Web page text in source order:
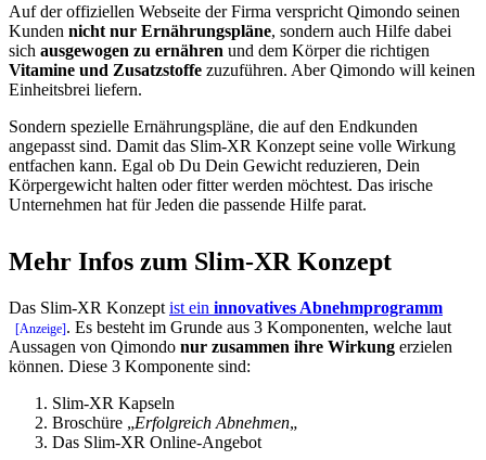
Auf der offiziellen Webseite der Firma verspricht Qimondo seinen
Kunden nicht nur Ernährungspläne, sondern auch Hilfe dabei
sich ausgewogen zu ernähren und dem Körper die richtigen
Vitamine und Zusatzstoffe zuzuführen. Aber Qimondo will keinen
Einheitsbrei liefern.
Sondern spezielle Ernährungspläne, die auf den Endkunden
angepasst sind. Damit das Slim-XR Konzept seine volle Wirkung
entfachen kann. Egal ob Du Dein Gewicht reduzieren, Dein
Körpergewicht halten oder fitter werden möchtest. Das irische
Unternehmen hat für Jeden die passende Hilfe parat.
Mehr Infos zum Slim-XR Konzept
Das Slim-XR Konzept ist ein innovatives Abnehmprogramm
. Es besteht im Grunde aus 3 Komponenten, welche laut
Aussagen von Qimondo nur zusammen ihre Wirkung erzielen
können. Diese 3 Komponente sind:
Slim-XR Kapseln
Broschüre „Erfolgreich Abnehmen„
Das Slim-XR Online-Angebot